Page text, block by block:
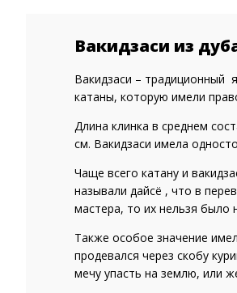
Вакидзаси из
Вакидзаси – традиционный
катаны, которую имели
Длина клинка в среднем
см. Вакидзаси имела
Чаще всего катану и
называли дайсё , что в
мастера, то их нельзя было
Также особое значение
продевался через скобу
мечу упасть на землю, или